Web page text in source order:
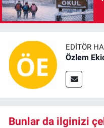
EDITÖR
Özlem
Bunlar da ilginizi